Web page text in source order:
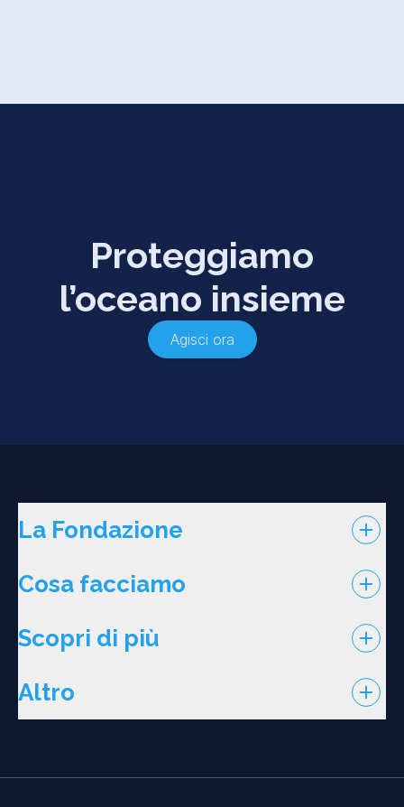
Proteggiamo
l’oceano insieme
Agisci ora
La Fondazione
Cosa facciamo
Scopri di più
Altro